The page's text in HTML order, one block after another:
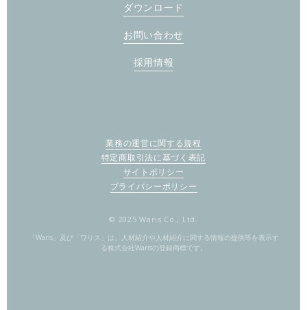
ダウンロード
お問い合わせ
採用情報
業務の運営に関する規程
特定商取引法に基づく表記
サイトポリシー
プライバシーポリシー
© 2025 Waris Co., Ltd.
「Waris」及び「ワリス」は、人材紹介や人材紹介に関する情報の提供等を表示す
る株式会社Warisの登録商標です。